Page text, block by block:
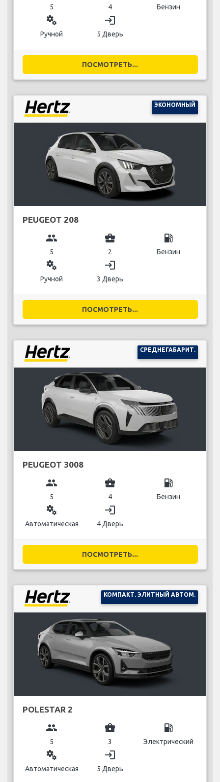
5 4 Бензин
miscellaneous_services
Ручной
login
5 Дверь
ПОСМОТРЕТЬ...
ЭКОНОМНЫЙ
PEUGEOT 208
group
5
business_center
2
local_gas_station
Бензин
miscellaneous_services
Ручной
login
3 Дверь
ПОСМОТРЕТЬ...
СРЕДНЕГАБАРИТ.
PEUGEOT 3008
group
5
business_center
4
local_gas_station
Бензин
miscellaneous_services
Автоматическая
login
4 Дверь
ПОСМОТРЕТЬ...
КОМПАКТ. ЭЛИТНЫЙ АВТОМ.
POLESTAR 2
group
5
business_center
3
local_gas_station
Электрический
miscellaneous_services
Автоматическая
login
5 Дверь